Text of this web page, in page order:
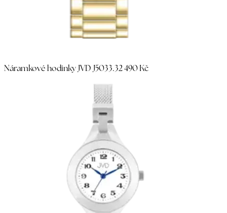
Náramkové hodinky JVD J5033.32 490 Kč